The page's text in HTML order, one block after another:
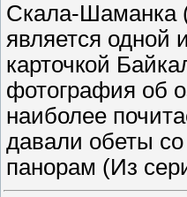
Скала-Шаманка
является одной
карточкой
фотография об
наиболее
давали обеты
панорам (Из